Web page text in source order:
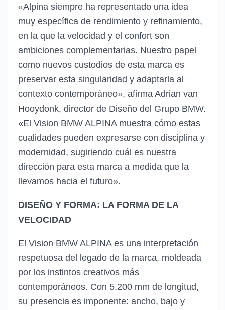
«Alpina siempre ha representado una idea
muy específica de rendimiento y refinamiento,
en la que la velocidad y el confort son
ambiciones complementarias. Nuestro papel
como nuevos custodios de esta marca es
preservar esta singularidad y adaptarla al
contexto contemporáneo», afirma Adrian van
Hooydonk, director de Diseño del Grupo BMW.
«El Vision BMW ALPINA muestra cómo estas
cualidades pueden expresarse con disciplina y
modernidad, sugiriendo cuál es nuestra
dirección para esta marca a medida que la
llevamos hacia el futuro».
DISEÑO Y FORMA: LA FORMA DE LA
VELOCIDAD
El Vision BMW ALPINA es una interpretación
respetuosa del legado de la marca, moldeada
por los instintos creativos más
contemporáneos. Con 5.200 mm de longitud,
su presencia es imponente: ancho, bajo y